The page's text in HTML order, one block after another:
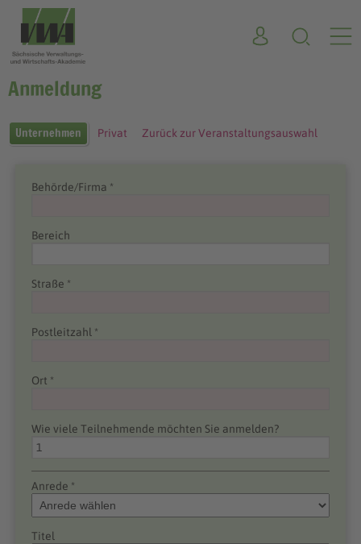
Anmeldung
Unternehmen Privat Zurück zur Veranstaltungsauswahl
Behörde/Firma *
Bereich
Straße *
Postleitzahl *
Ort *
Wie viele Teilnehmende möchten Sie anmelden?
Anrede *
Titel